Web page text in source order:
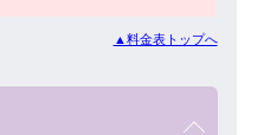
▲料金表トップへ